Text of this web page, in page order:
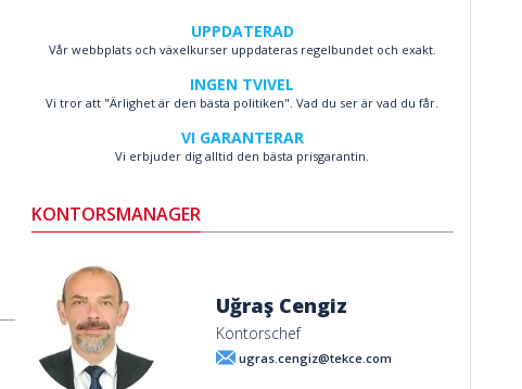
UPPDATERAD
Vår webbplats och växelkurser uppdateras regelbundet och exakt.
INGEN TVIVEL
Vi tror att "Ärlighet är den bästa politiken". Vad du ser är vad du får.
VI GARANTERAR
Vi erbjuder dig alltid den bästa prisgarantin.
KONTORSMANAGER
Uğraş Cengiz
Kontorschef
ugras.cengiz@tekce.com